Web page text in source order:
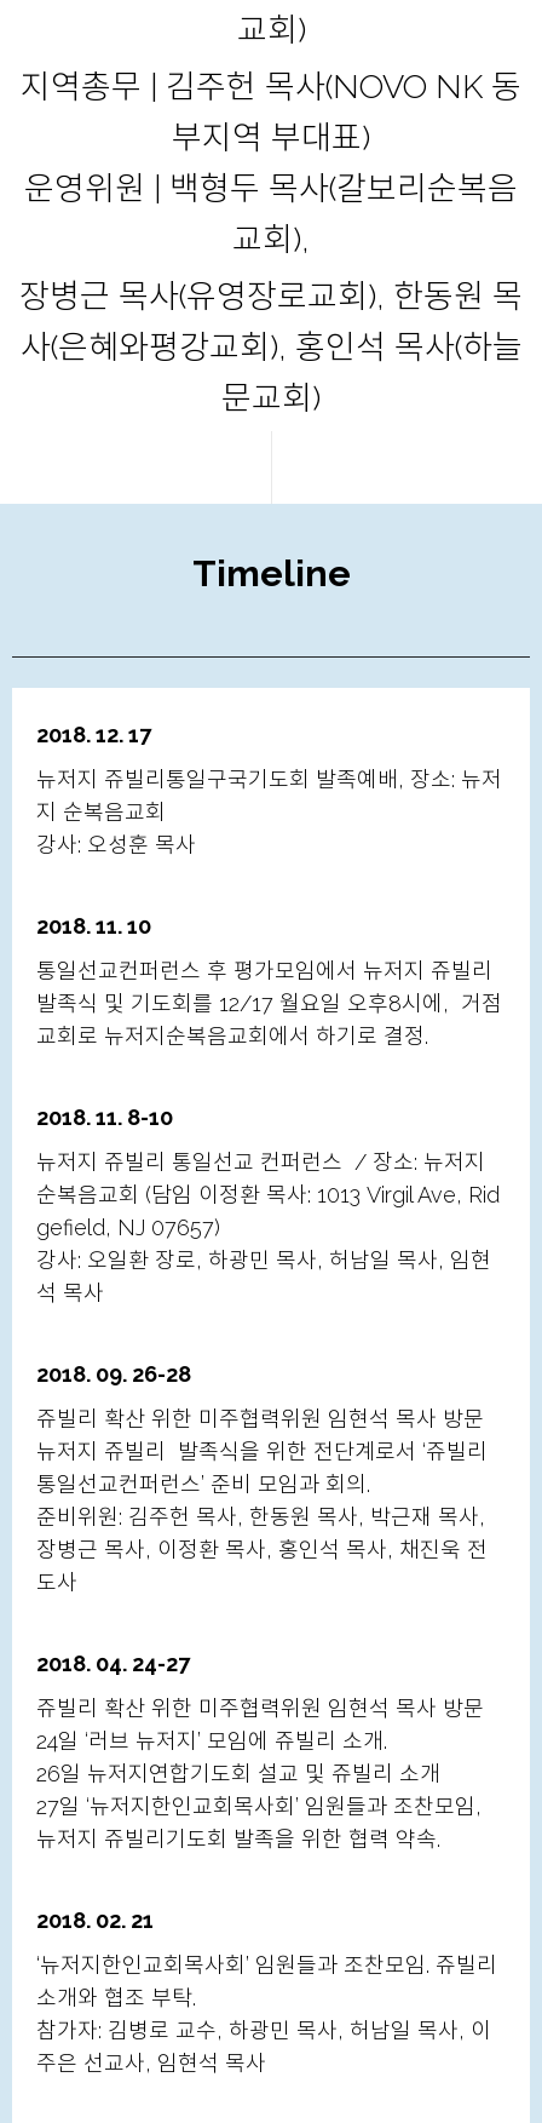
교회)
지역총무 | 김주헌 목사(NOVO NK 동
부지역 부대표)
운영위원 | 백형두 목사(갈보리순복음
교회),
장병근 목사(유영장로교회), 한동원 목
사(은혜와평강교회), 홍인석 목사(하늘
문교회)
Timeline
2018. 12. 17
뉴저지 쥬빌리통일구국기도회 발족예배, 장소: 뉴저
지 순복음교회
강사: 오성훈 목사
2018. 11. 10
통일선교컨퍼런스 후 평가모임에서 뉴저지 쥬빌리
발족식 및 기도회를 12/17 월요일 오후8시에, 거점
교회로 뉴저지순복음교회에서 하기로 결정.
2018. 11. 8-10
뉴저지 쥬빌리 통일선교 컨퍼런스 / 장소: 뉴저지
순복음교회 (담임 이정환 목사: 1013 Virgil Ave, Rid
gefield, NJ 07657)
강사: 오일환 장로, 하광민 목사, 허남일 목사, 임현
석 목사
2018. 09. 26-28
쥬빌리 확산 위한 미주협력위원 임현석 목사 방문
뉴저지 쥬빌리 발족식을 위한 전단계로서 ‘쥬빌리
통일선교컨퍼런스’ 준비 모임과 회의.
준비위원: 김주헌 목사, 한동원 목사, 박근재 목사,
장병근 목사, 이정환 목사, 홍인석 목사, 채진욱 전
도사
2018. 04. 24-27
쥬빌리 확산 위한 미주협력위원 임현석 목사 방문
24일 ‘러브 뉴저지’ 모임에 쥬빌리 소개.
26일 뉴저지연합기도회 설교 및 쥬빌리 소개
27일 ‘뉴저지한인교회목사회’ 임원들과 조찬모임,
뉴저지 쥬빌리기도회 발족을 위한 협력 약속.
2018. 02. 21
‘뉴저지한인교회목사회’ 임원들과 조찬모임. 쥬빌리
소개와 협조 부탁.
참가자: 김병로 교수, 하광민 목사, 허남일 목사, 이
주은 선교사, 임현석 목사